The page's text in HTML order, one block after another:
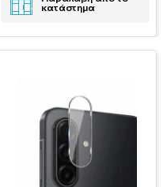
κατάστημα